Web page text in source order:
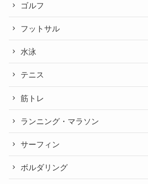
ゴルフ
フットサル
水泳
テニス
筋トレ
ランニング・マラソン
サーフィン
ボルダリング